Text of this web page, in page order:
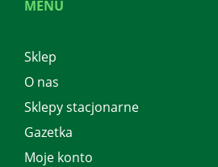
MENU
Sklep
O nas
Sklepy stacjonarne
Gazetka
Moje konto